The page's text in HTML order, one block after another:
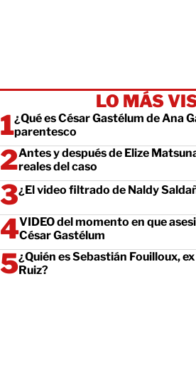
LO MÁS
¿Qué es César Gastélum de Ana
parentesco
Antes y después de Elize
reales del caso
¿El video filtrado de Naldy
VIDEO del momento en que
César Gastélum
¿Quién es Sebastián Fouilloux,
Ruiz?